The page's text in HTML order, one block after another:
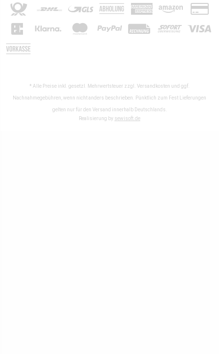
* Alle Preise inkl. gesetzl. Mehrwertsteuer zzgl. Versandkosten und ggf.
Nachnahmegebühren, wenn nicht anders beschrieben. Pünktlich zum Fest Lieferungen
gelten nur für den Versand innerhalb Deutschlands.
Realisierung by sewisoft.de